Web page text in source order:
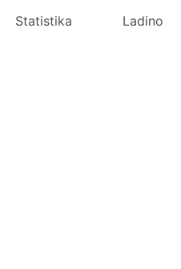
Statistika Ladino